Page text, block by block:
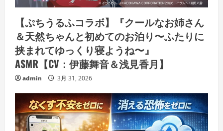
【ぷちうるふコラボ】『クールなお姉さん
＆天然ちゃんと初めてのお泊り〜ふたりに
挟まれてゆっくり寝ようね〜』
ASMR【CV：伊藤舞音＆浅見香月】
admin 3月 31, 2026